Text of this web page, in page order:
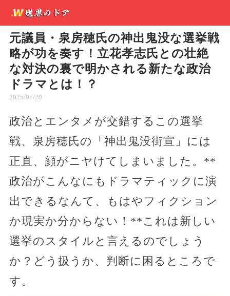
元議員・泉房穂氏の神出鬼没な選挙戦
略が功を奏す！立花孝志氏との壮絶
な対決の裏で明かされる新たな政治
ドラマとは！？
2025/07/20
政治とエンタメが交錯するこの選挙
戦、泉房穂氏の「神出鬼没街宣」には
正直、顔がニヤけてしまいました。**
政治がこんなにもドラマティックに演
出できるなんて、もはやフィクション
か現実か分からない！**これは新しい
選挙のスタイルと言えるのでしょう
か？どう扱うか、判断に困るところで
す。